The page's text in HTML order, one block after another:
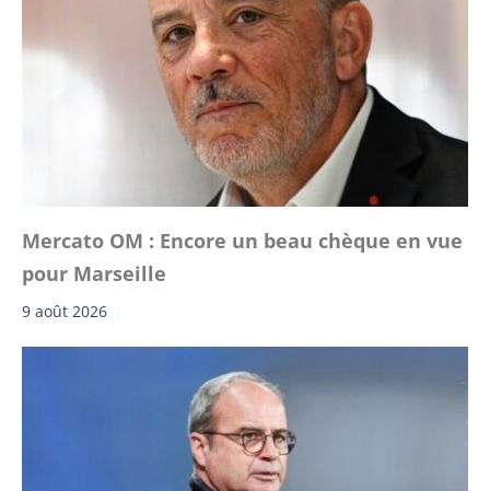
Mercato OM : Encore un beau chèque en vue
pour Marseille
9 août 2026